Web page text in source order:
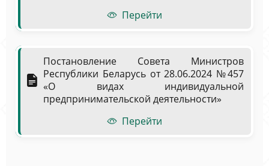
Перейти
Постановление Совета Министров
Республики Беларусь от 28.06.2024 №457
«О видах индивидуальной
предпринимательской деятельности»
Перейти